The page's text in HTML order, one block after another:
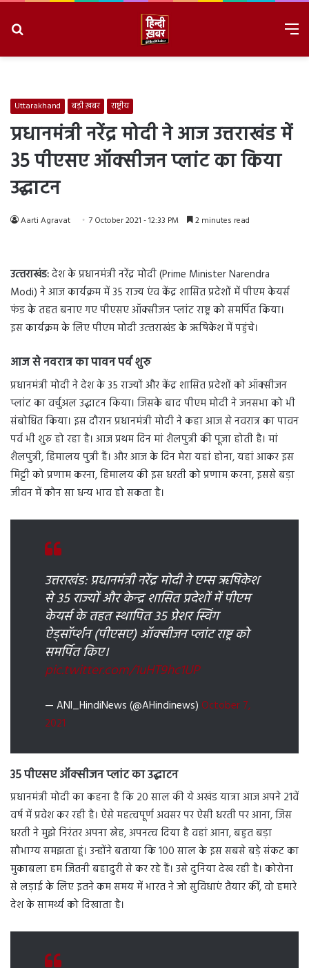
Uttarakhand बड़ी ख़बर राष्ट्रीय
प्रधानमंत्री नरेंद्र मोदी ने आज उत्तराखंड में
35 पीएसए ऑक्सीजन प्लांट का किया
उद्घाटन
Aarti Agravat 7 October 2021 - 12:33 PM 2 minutes read
उत्‍तराखंड:देश के प्रधानमंत्री नरेंद्र मोदी (Prime Minister Narendra
Modi) ने आज कार्यक्रम में 35 राज्य एंव केंद्र शासित प्रदेशों में पीएम केयर्स
फंड के तहत बनाए गए पीएसए ऑक्सीजन प्लांट राष्ट्र को समर्पित किया।
इस कार्यक्रम के लिए पीएम मोदी उत्‍तराखंड के ऋषिकेश में पहुंचे।
आज से नवरात्र का पावन पर्व शुरु
प्रधानमंत्री मोदी ने देश के 35 राज्यों और केंद्र शासित प्रदेशों को ऑक्सीजन
प्लांट का वर्चुअल उद्घाटन किया। जिसके बाद पीएम मोदी ने जनसभा को भी
संबोधित किया। इस दौरान प्रधानमंत्री मोदी ने कहा आज से नवरात्र का पावन
पर्व भी शुरु हो रहा है। आज प्रथम दिन मां शैलपुत्री की पूजा होती है। मां
शैलपुत्री, हिमालय पुत्री हैं। और आज के दिन मेरा यहां होना, यहां आकर इस
मिट्टी को प्रणाम करना, हिमालय की इस धरती को प्रणाम करना, इससे बड़ा
जीवन में कौन सा धन्य भाव हो सकता है।
उत्तराखंड: प्रधानमंत्री नरेंद्र मोदी ने एम्स ऋषिकेश
से 35 राज्यों और केन्‍द्र शासित प्रदेशों में पीएम
केयर्स के तहत स्थापित 35 प्रेशर स्विंग
ऐड्सॉर्प्शन (पीएसए) ऑक्सीजन प्लांट राष्ट्र को
समर्पित किए।
pic.twitter.com/1uHT9hc1UP
— ANI_HindiNews (@AHindinews) October 7,
2021
35 पीएसए ऑक्सीजन प्लांट का उद्घाटन
प्रधानमंत्री मोदी का कहना है कि 20 साल की ये अखंड यात्रा आज अपने 21वें
वर्ष में प्रवेश कर रही है। ऐसे महत्वपूर्ण अवसर पर ऐसी धरती पर आना, जिस
धरती ने मुझे निरंतर अपना स्नेह, अपनत्व दिया है वहां आना, बहुत बड़ा
सौभाग्य समझता हूं। उन्होंने बताया कि 100 साल के इस सबसे बड़े संकट का
मुकाबला हम जितनी बहादुरी से कर रहे हैं। उसे दुनिया देख रही है। कोरोना
से लड़ाई के लिए इतने कम समय में भारत ने जो सुविधाएं तैयार कीं, वो हमारे
देश के सामर्थ्य को दिखाता है।